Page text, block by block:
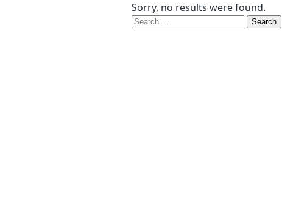
Sorry, no results were found.
Search